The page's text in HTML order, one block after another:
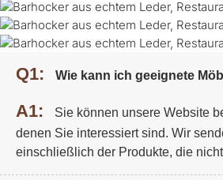
Q1: Wie kann ich geeignete
A1:
Sie können unsere Website
denen Sie interessiert sind. Wir
einschließlich der Produkte, die